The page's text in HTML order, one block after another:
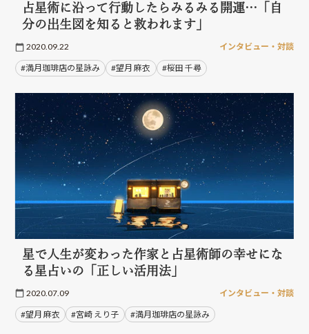
占星術に沿って行動したらみるみる開運…「自
分の出生図を知ると救われます」
2020.09.22 インタビュー・対談
#満月珈琲店の星詠み #望月 麻衣 #桜田 千尋
星で人生が変わった作家と占星術師の幸せにな
る星占いの「正しい活用法」
2020.07.09 インタビュー・対談
#望月 麻衣 #宮崎 えり子 #満月珈琲店の星詠み